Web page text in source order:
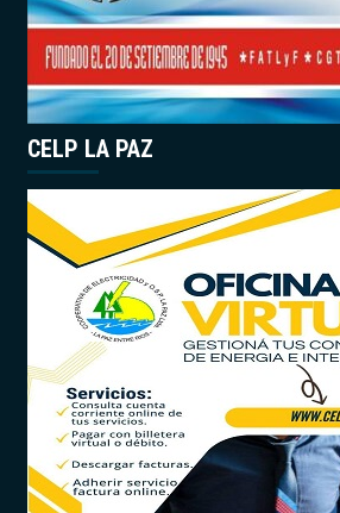
CELP LA PAZ